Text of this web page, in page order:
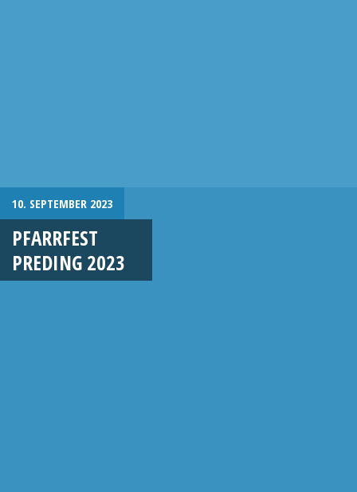
10. SEPTEMBER 2023
PFARRFEST
PREDING 2023